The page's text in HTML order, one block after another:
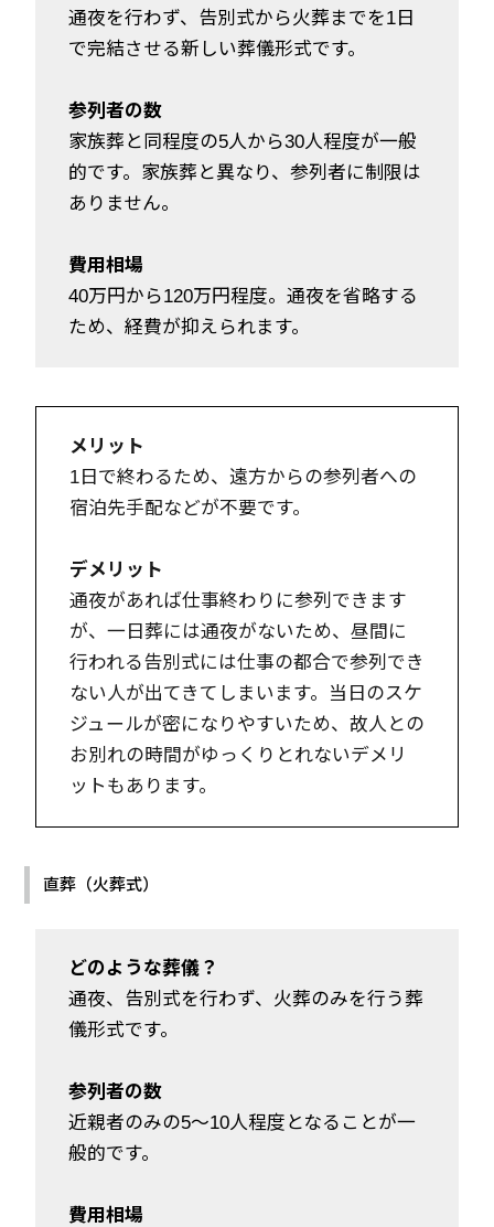
通夜を行わず、告別式から火葬までを1日
で完結させる新しい葬儀形式です。
参列者の数
家族葬と同程度の5人から30人程度が一般
的です。家族葬と異なり、参列者に制限は
ありません。
費用相場
40万円から120万円程度。通夜を省略する
ため、経費が抑えられます。
メリット
1日で終わるため、遠方からの参列者への
宿泊先手配などが不要です。
デメリット
通夜があれば仕事終わりに参列できます
が、一日葬には通夜がないため、昼間に
行われる告別式には仕事の都合で参列でき
ない人が出てきてしまいます。当日のスケ
ジュールが密になりやすいため、故人との
お別れの時間がゆっくりとれないデメリ
ットもあります。
直葬（火葬式）
どのような葬儀？
通夜、告別式を行わず、火葬のみを行う葬
儀形式です。
参列者の数
近親者のみの5～10人程度となることが一
般的です。
費用相場